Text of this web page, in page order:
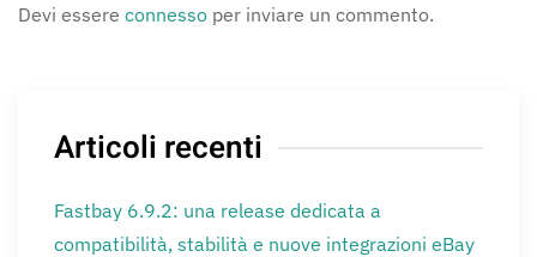
Devi essere connesso per inviare un commento.
Articoli recenti
Fastbay 6.9.2: una release dedicata a
compatibilità, stabilità e nuove integrazioni eBay